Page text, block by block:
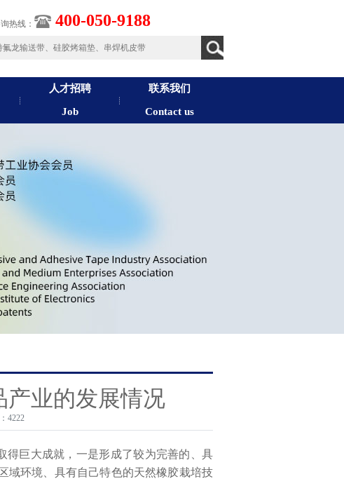
热线： 400-050-9188
人才招聘
Job
联系我们
Contact us
产业的发展情况
4222
得巨大成就，一是形成了较为完善的、具
域环境、具有自己特色的天然橡胶栽培技